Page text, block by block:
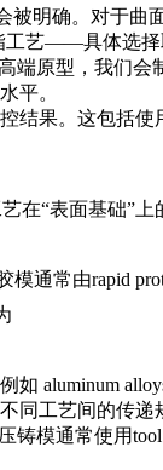
明确。对于
工艺——具体选择
原型，我们
平。
结果。这包括使
在“表面基础”上
模通常由rapid
如 aluminum
同工艺间的传递
铸模通常使用